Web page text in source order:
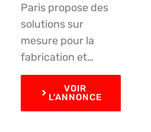
Paris propose des
solutions sur
mesure pour la
fabrication et…
VOIR
L'ANNONCE